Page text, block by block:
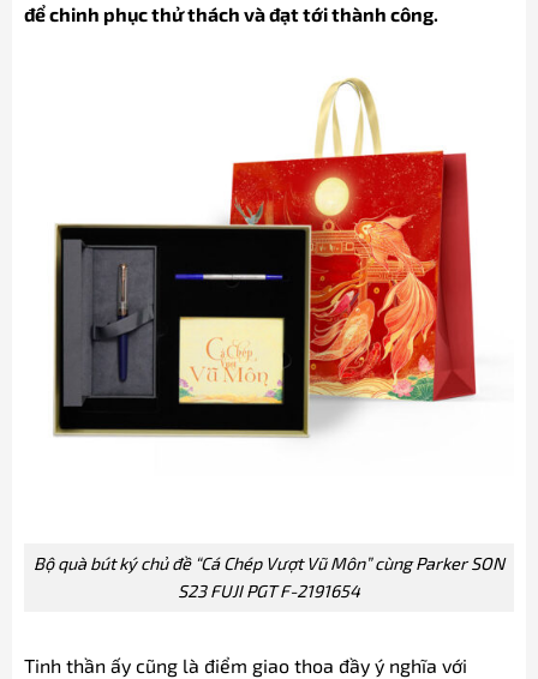
để chinh phục thử thách và đạt tới thành công.
Bộ quà bút ký chủ đề “Cá Chép Vượt Vũ Môn” cùng Parker SON
S23 FUJI PGT F-2191654
Tinh thần ấy cũng là điểm giao thoa đầy ý nghĩa với